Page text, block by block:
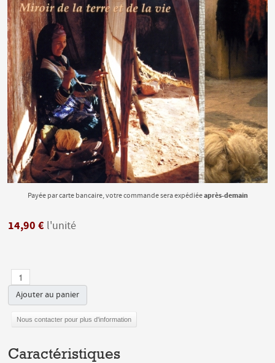
Payée par carte bancaire, votre commande sera expédiéeaprès-demain
14,90 € l'unité
Ajouter au panier
Nous contacter pour plus d'information
Caractéristiques